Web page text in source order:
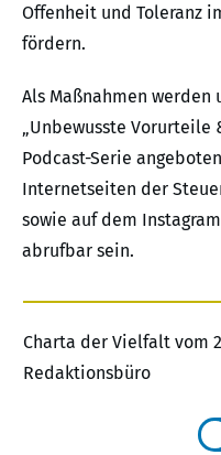
Offenheit und Toleranz
fördern.
Als Maßnahmen
„Unbewusste Vorurteile
Podcast-Serie
Internetseiten der
sowie auf dem
abrufbar sein.
Charta der Vielfalt vom
Redaktionsbüro